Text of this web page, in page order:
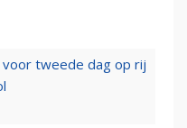
tweede dag op rij